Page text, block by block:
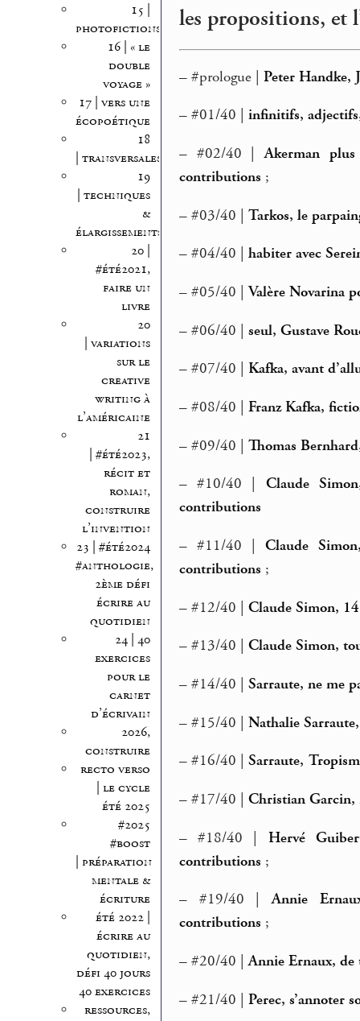
15 |
photofictions
16 | « le
double
voyage »
17 | vers une
écopoétique
18
| transversales
19
| techniques
&
élargissements
20 |
#été2021,
faire un
livre
20
| variations
sur le
creative
writing à
l’américaine
21
| #été2023,
récit et
roman,
construire
l’invention
23 | #été2024
#anthologie,
2ème défi
écrire au
quotidien
24 | 40
exercices
pour le
carnet
d’écrivain
2026,
construire
recto verso
| le cycle
été 2025
#2025
#boost
| préparation
mentale &
écriture
été 2022 |
écrire au
quotidien,
défi 40 jours
40 exercices
ressources,
les propositions, et
– #prologue |Peter Handke,
– #01/40 |infinitifs,
– #02/40 |Akerman
contributions ;
– #03/40 |Tarkos, le
– #04/40 |habiter avec
– #05/40 |Valère Novarina
– #06/40 |seul, Gustave
– #07/40 |Kafka, avant
– #08/40 |Franz Kafka,
– #09/40 |Thomas
– #10/40 | Claude
contributions
– #11/40 |Claude
contributions ;
– #12/40 |Claude Simon,
– #13/40 |Claude Simon,
– #14/40 |Sarraute, ne me
– #15/40 |Nathalie
– #16/40 |Sarraute,
– #17/40 |Christian Garcin,
– #18/40 | Hervé
contributions ;
– #19/40 |Annie
contributions ;
– #20/40 |Annie Ernaux, de
– #21/40 |Perec, s’annoter